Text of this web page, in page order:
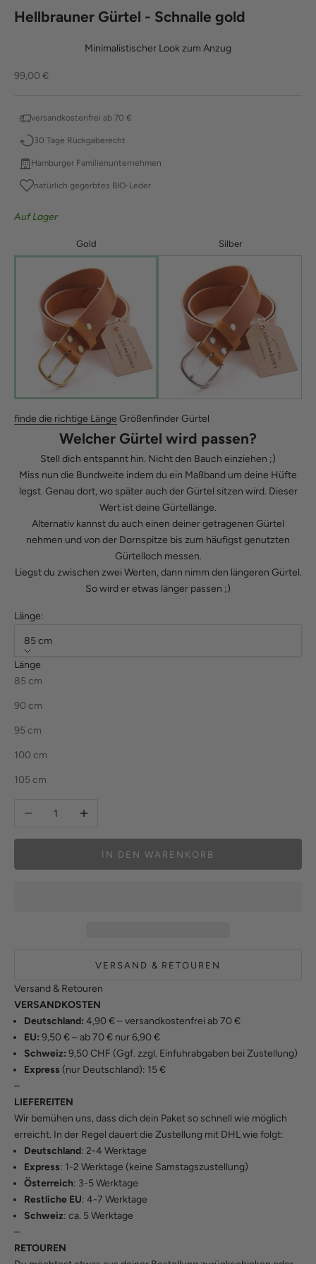
Hellbrauner Gürtel - Schnalle gold
Minimalistischer Look zum Anzug
Angebot
99,00 €
versandkostenfrei ab 70 €
30 Tage Rückgaberecht
Hamburger Familienunternehmen
natürlich gegerbtes BIO-Leder
Auf Lager
Gold Silber
finde die richtige Länge Größenfinder Gürtel
Welcher Gürtel wird passen?
Stell dich entspannt hin. Nicht den Bauch einziehen ;)
Miss nun die Bundweite indem du ein Maßband um deine Hüfte
legst. Genau dort, wo später auch der Gürtel sitzen wird. Dieser
Wert ist deine Gürtellänge.
Alternativ kannst du auch einen deiner getragenen Gürtel
nehmen und von der Dornspitze bis zum häufigst genutzten
Gürtelloch messen.
Liegst du zwischen zwei Werten, dann nimm den längeren Gürtel.
So wird er etwas länger passen ;)
Länge:
85 cm
Länge
85 cm
90 cm
95 cm
100 cm
105 cm
Anzahl verringernAnzahl erhöhen
IN DEN WARENKORB
VERSAND & RETOUREN
Versand & Retouren
VERSANDKOSTEN
Deutschland: 4,90 € – versandkostenfrei ab 70 €
EU: 9,50 € – ab 70 € nur 6,90 €
Schweiz: 9,50 CHF (Ggf. zzgl. Einfuhrabgaben bei Zustellung)
Express (nur Deutschland): 15 €
–
LIEFEREITEN
Wir bemühen uns, dass dich dein Paket so schnell wie möglich
erreicht. In der Regel dauert die Zustellung mit DHL wie folgt:
Deutschland: 2-4 Werktage
Express: 1-2 Werktage (keine Samstagszustellung)
Österreich: 3-5 Werktage
Restliche EU: 4-7 Werktage
Schweiz: ca. 5 Werktage
–
RETOUREN